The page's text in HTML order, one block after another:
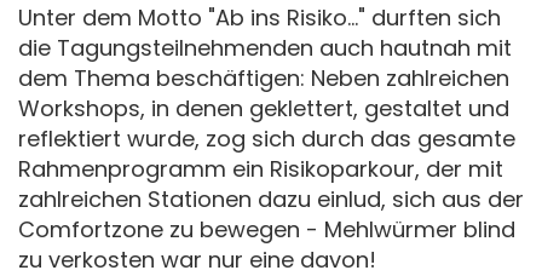
Unter dem Motto "Ab ins Risiko..." durften sich
die Tagungsteilnehmenden auch hautnah mit
dem Thema beschäftigen: Neben zahlreichen
Workshops, in denen geklettert, gestaltet und
reflektiert wurde, zog sich durch das gesamte
Rahmenprogramm ein Risikoparkour, der mit
zahlreichen Stationen dazu einlud, sich aus der
Comfortzone zu bewegen - Mehlwürmer blind
zu verkosten war nur eine davon!